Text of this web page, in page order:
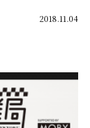
2018.11.04